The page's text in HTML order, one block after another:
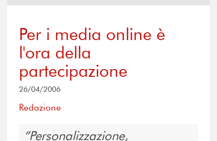
Per i media online è
l'ora della
partecipazione
26/04/2006
Redazione
Personalizzazione,